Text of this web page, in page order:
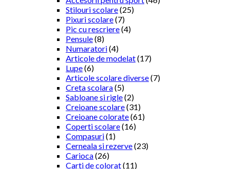
Stilouri scolare(25)
Pixuri scolare(7)
Pic cu rescriere(4)
Pensule(8)
Numaratori(4)
Articole de modelat(17)
Lupe(6)
Articole scolare diverse(7)
Creta scolara(5)
Sabloane si rigle(2)
Creioane scolare(31)
Creioane colorate(61)
Coperti scolare(16)
Compasuri(1)
Cerneala si rezerve(23)
Carioca(26)
Carti de colorat(11)